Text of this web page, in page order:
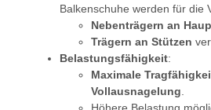
Balkenschuhe werden für die
Nebenträgern an
Trägern an Stützen
Belastungsfähigkeit:
Maximale
Vollausnagelung